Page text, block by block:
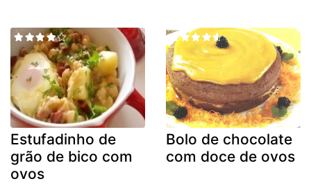
Estufadinho de
grão de bico com
ovos
Bolo de chocolate
com doce de ovos